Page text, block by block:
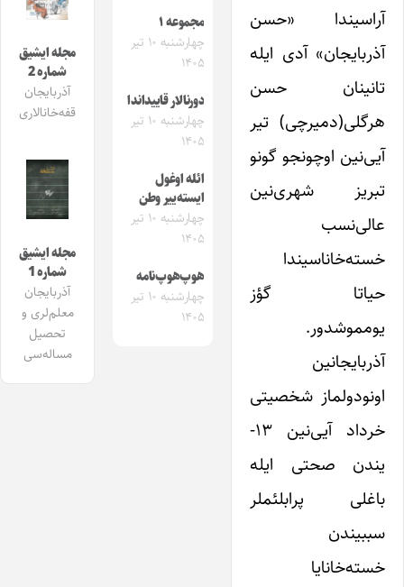
آراسیندا «حسن
آذربایجان» آدی ایله
تانینان حسن
هرگلی(دمیرچی) تیر
آیی‌نین اوچونجو گونو
تبریز شهری‌نین
عالی‌نسب
خسته‌خاناسیندا
حیاتا گؤز
یومموشدور.
آذربایجانین
اونودولماز شخصیتی
خرداد آیی‌نین ۱۳-
یندن صحتی ایله
باغلی پرابلئملر
سببیندن
خسته‌خانایا
مجموعه ۱
چهارشنبه ۱۰ تیر
۱۴۰۵
دورنالار قاییداندا
چهارشنبه ۱۰ تیر
۱۴۰۵
ائله اوغول
ایسته‌ییر وطن
چهارشنبه ۱۰ تیر
۱۴۰۵
هوپ‌هوپ‌نامه
چهارشنبه ۱۰ تیر
۱۴۰۵
مجله ایشیق
شماره 2
آذربایجان
قفه‌خانالاری
مجله ایشیق
شماره 1
آذربایجان
معلم‌لری و
تحصیل
مساله‌سی